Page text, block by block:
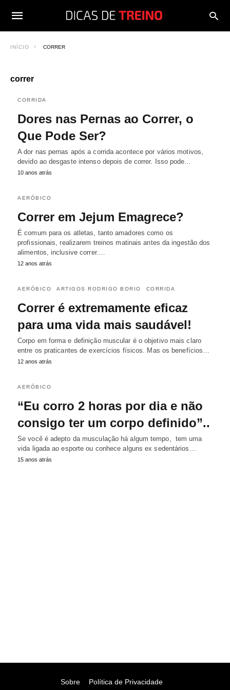
INÍCIO CORRER
correr
CORRIDA
Dores nas Pernas ao Correr, o
Que Pode Ser?
A dor nas pernas após a corrida acontece por vários motivos,
devido ao desgaste intenso depois de correr. Isso pode…
10 anos atrás
AERÓBICO
Correr em Jejum Emagrece?
É comum para os atletas, tanto amadores como os
profissionais, realizarem treinos matinais antes da ingestão dos
alimentos, inclusive correr.…
12 anos atrás
AERÓBICO ARTIGOS RODRIGO BORIO CORRIDA
Correr é extremamente eficaz
para uma vida mais saudável!
Corpo em forma e definição muscular é o objetivo mais claro
entre os praticantes de exercícios físicos. Mas os benefícios…
12 anos atrás
AERÓBICO
“Eu corro 2 horas por dia e não
consigo ter um corpo definido”..
Se você é adepto da musculação há algum tempo, tem uma
vida ligada ao esporte ou conhece alguns ex sedentários…
15 anos atrás
Sobre Política de Privacidade